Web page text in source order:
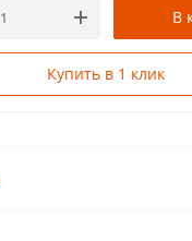
В
Купить в 1 клик